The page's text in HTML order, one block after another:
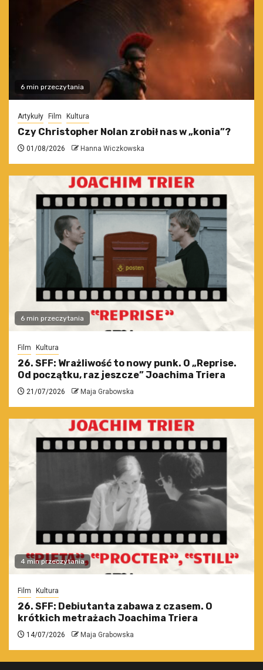
6 min przeczytania
Artykuły Film Kultura
Czy Christopher Nolan zrobił nas w „konia”?
01/08/2026 Hanna Wiczkowska
6 min przeczytania
Film Kultura
26. SFF: Wrażliwość to nowy punk. O „Reprise.
Od początku, raz jeszcze” Joachima Triera
21/07/2026 Maja Grabowska
4 min przeczytania
Film Kultura
26. SFF: Debiutanta zabawa z czasem. O
krótkich metrażach Joachima Triera
14/07/2026 Maja Grabowska